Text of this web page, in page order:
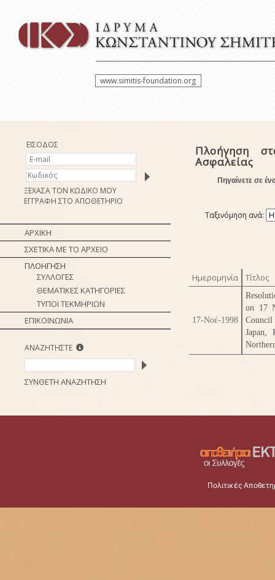
www.simitis-foundation.org
ΕΙΣΟΔΟΣ
ΞΕΧΑΣΑ ΤΟΝ ΚΩΔΙΚΟ ΜΟΥ
ΕΓΓΡΑΦΗ ΣΤΟ ΑΠΟΘΕΤΗΡΙΟ
ΑΡΧΙΚΗ
ΣΧΕΤΙΚΑ ΜΕ ΤΟ ΑΡΧΕΙΟ
ΠΛΟΗΓΗΣΗ
ΣΥΛΛΟΓΕΣ
ΘΕΜΑΤΙΚΕΣ ΚΑΤΗΓΟΡΙΕΣ
ΤΥΠΟΙ ΤΕΚΜΗΡΙΩΝ
ΕΠΙΚΟΙΝΩΝΙΑ
ΑΝΑΖΗΤΗΣΤΕ
ΣΥΝΘΕΤΗ ΑΝΑΖΗΤΗΣΗ
Πλοήγηση
Ασφαλείας
Πηγαίνετε σε
Ταξινόμηση ανά:
Ημερομηνία Τίτλος
17-Νοέ-1998
on 17
Japan,